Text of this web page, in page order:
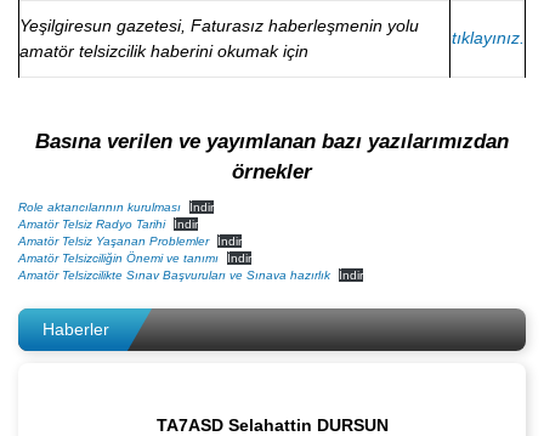
Yeşilgiresun gazetesi, Faturasız haberleşmenin yolu
amatör telsizcilik haberini okumak için
tıklayınız.
Basına verilen ve yayımlanan bazı yazılarımızdan
örnekler
Role aktarıcılarının kurulması
İndir
Amatör Telsiz Radyo Tarihi
İndir
Amatör Telsiz Yaşanan Problemler
İndir
Amatör Telsizciliğin Önemi ve tanımı
İndir
Amatör Telsizcilikte Sınav Başvuruları ve Sınava hazırlık
İndir
Haberler
TA7ASD Selahattin DURSUN